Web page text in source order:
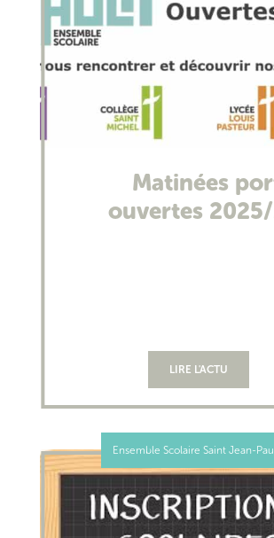
Matinées
ouvertes
LIRE L'ACTU
Ensemble Scolaire Saint Jean-Paul